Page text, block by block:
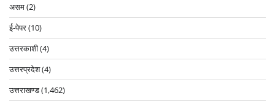
असम(2)
ई-पेपर(10)
उत्तरकाशी(4)
उत्तरप्रदेश(4)
उत्तराखण्ड(1,462)